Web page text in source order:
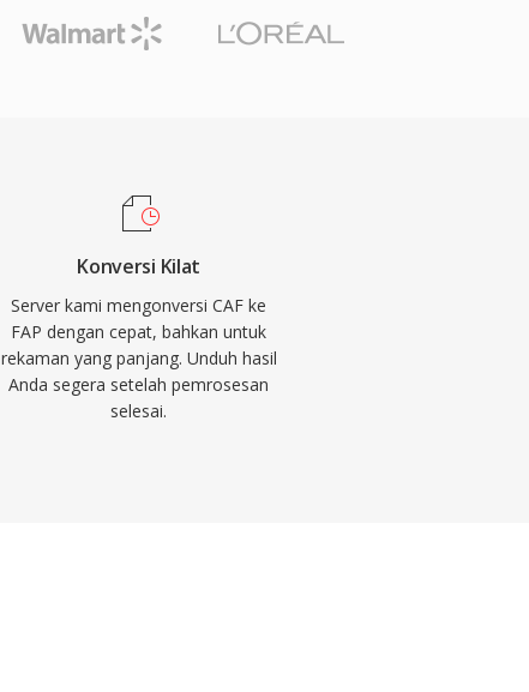
Konversi Kilat
Server kami mengonversi CAF ke
FAP dengan cepat, bahkan untuk
rekaman yang panjang. Unduh hasil
Anda segera setelah pemrosesan
selesai.